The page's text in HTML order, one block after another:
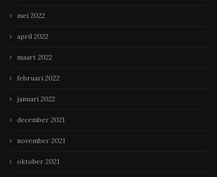
mei 2022
april 2022
maart 2022
februari 2022
januari 2022
december 2021
november 2021
oktober 2021